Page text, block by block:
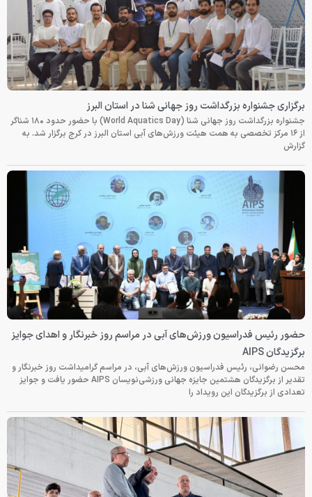
برگزاری جشنواره بزرگداشت روز جهانی شنا در استان البرز
جشنواره بزرگداشت روز جهانی شنا (World Aquatics Day) با حضور حدود ۱۸۰ شناگر
از ۱۶ مرکز تخصصی به همت هیئت ورزش‌های آبی استان البرز در کرج برگزار شد. به
گزارش
حضور رئیس فدراسیون ورزش‌های آبی در مراسم روز خبرنگار و اهدای جوایز
برگزیدگان AIPS
محسن رضوانی، رئیس فدراسیون ورزش‌های آبی، در مراسم گرامیداشت روز خبرنگار و
تقدیر از برگزیدگان هشتمین جایزه جهانی ورزشی‌نویسان AIPS حضور یافت و جوایز
تعدادی از برگزیدگان این رویداد را